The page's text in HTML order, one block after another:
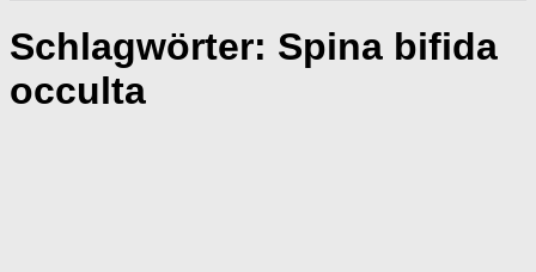
Schlagwörter: Spina bifida
occulta